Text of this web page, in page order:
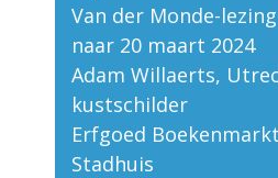
Van der Monde-
naar 20 maart 2024
Adam Willaerts,
kustschilder
Erfgoed
Stadhuis